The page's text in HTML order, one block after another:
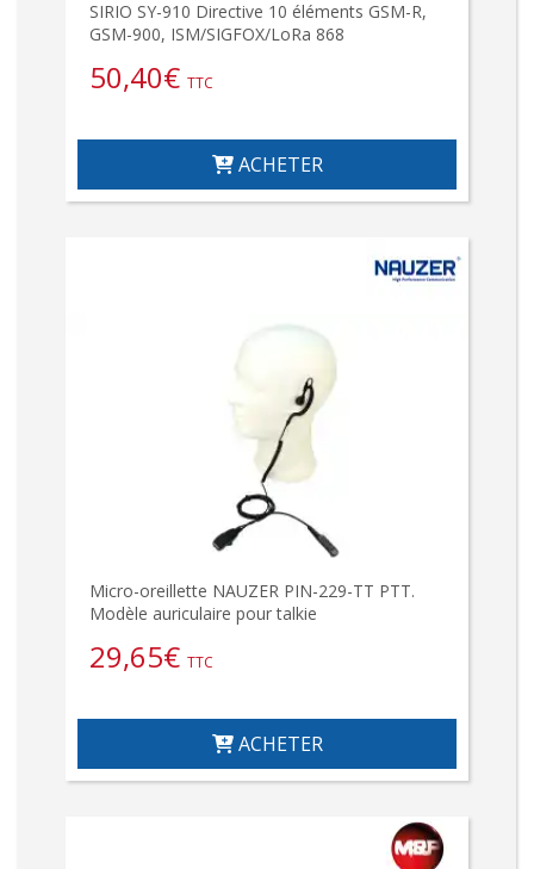
SIRIO SY-910 Directive 10 éléments GSM-R,
GSM-900, ISM/SIGFOX/LoRa 868
50,40€ TTC
ACHETER
Micro-oreillette NAUZER PIN-229-TT PTT.
Modèle auriculaire pour talkie
29,65€ TTC
ACHETER